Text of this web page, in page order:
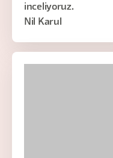
inceliyoruz.
Nil Karul